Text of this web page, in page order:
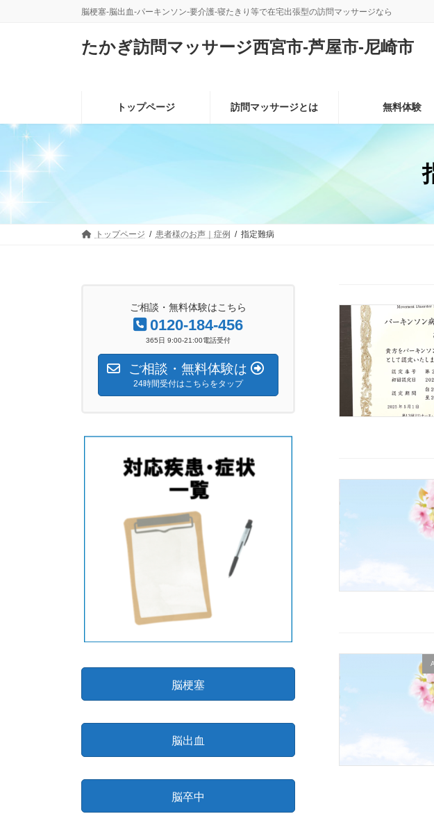
ッ
移
脳梗塞-脳出血-パーキンソン-要介護-寝たきり等で在宅出張型の訪問マッサージなら
たかぎ訪問マッサージ西宮市-芦屋市-尼崎市
トップページ 訪問マッサージとは 無料体験
トップページ 患者様のお声｜症例 指定難病
ご相談・無料体験はこちら
0120-184-456
365日 9:00-21:00電話受付
ご相談・無料体験は
24時間受付はこちらをタップ
脳梗塞
脳出血
脳卒中